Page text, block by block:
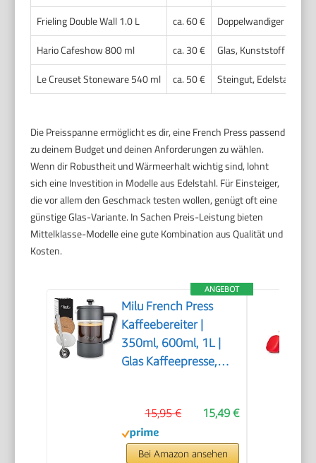
Frieling Double Wall 1.0 L
ca. 60 €
Doppelwandiger
Hario Cafeshow 800 ml
ca. 30 €
Glas, Kunststoff
Le Creuset Stoneware 540 ml
ca. 50 € Steingut, Edelstahl
Die Preisspanne ermöglicht es dir, eine French Press passend
zu deinem Budget und deinen Anforderungen zu wählen.
Wenn dir Robustheit und Wärmeerhalt wichtig sind, lohnt
sich eine Investition in Modelle aus Edelstahl. Für Einsteiger,
die vor allem den Geschmack testen wollen, genügt oft eine
günstige Glas-Variante. In Sachen Preis-Leistung bieten
Mittelklasse-Modelle eine gute Kombination aus Qualität und
Kosten.
ANGEBOT
Milu French Press
Kaffeebereiter |
350ml, 600ml, 1L |
Glas Kaffeepresse,
Camping inkl.
Untersetzer, Löffel,
Ersatzfilter (Schwarz,
15,49 €
15,95 €
Bei Amazon ansehen